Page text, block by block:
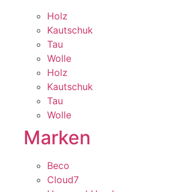
Holz
Kautschuk
Tau
Wolle
Holz
Kautschuk
Tau
Wolle
Marken
Beco
Cloud7